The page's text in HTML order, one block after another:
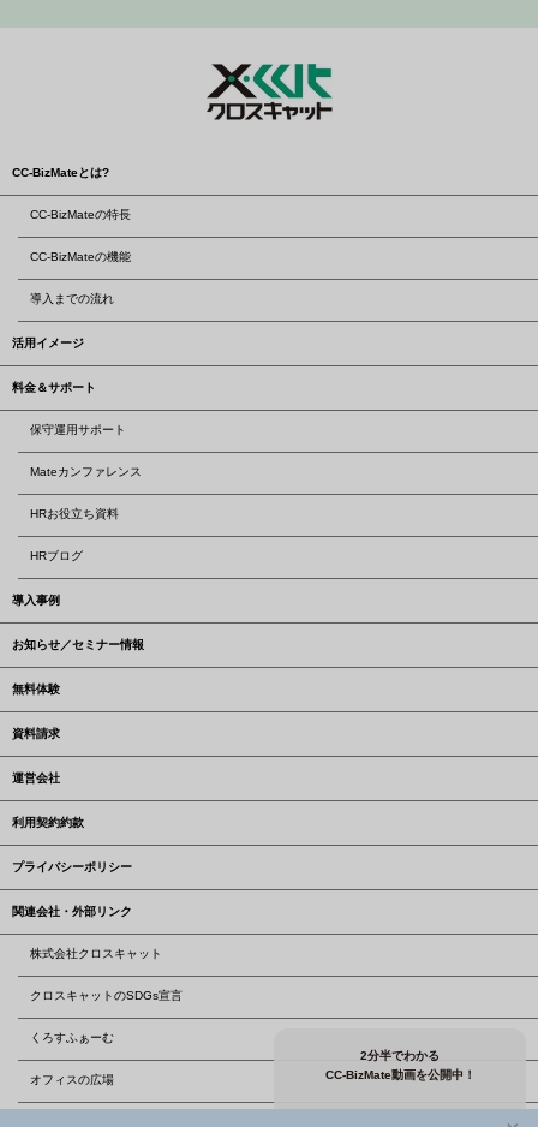
CC-BizMateとは?
CC-BizMateの特長
CC-BizMateの機能
導入までの流れ
活用イメージ
料金＆サポート
保守運用サポート
Mateカンファレンス
HRお役立ち資料
HRブログ
導入事例
お知らせ／セミナー情報
無料体験
資料請求
運営会社
利用契約約款
プライバシーポリシー
関連会社・外部リンク
株式会社クロスキャット
クロスキャットのSDGs宣言
くろすふぁーむ
オフィスの広場
2分半でわかる
CC-BizMate動画を公開中！